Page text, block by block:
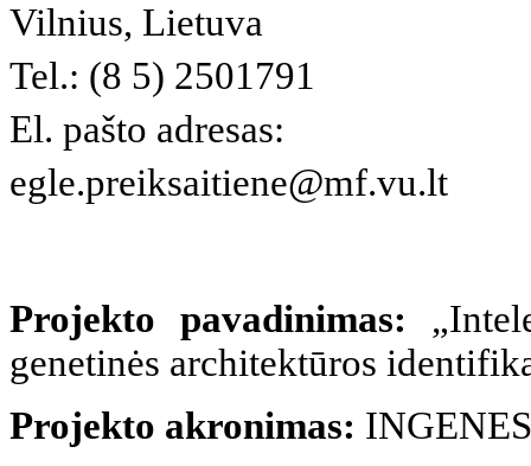
Vilnius, Lietuva
Tel.: (8 5) 2501791
El. pašto adresas:
egle.preiksaitiene@mf.vu.lt
Projekto pavadinimas:
genetinės architektūros
Projekto akronimas: INGENES